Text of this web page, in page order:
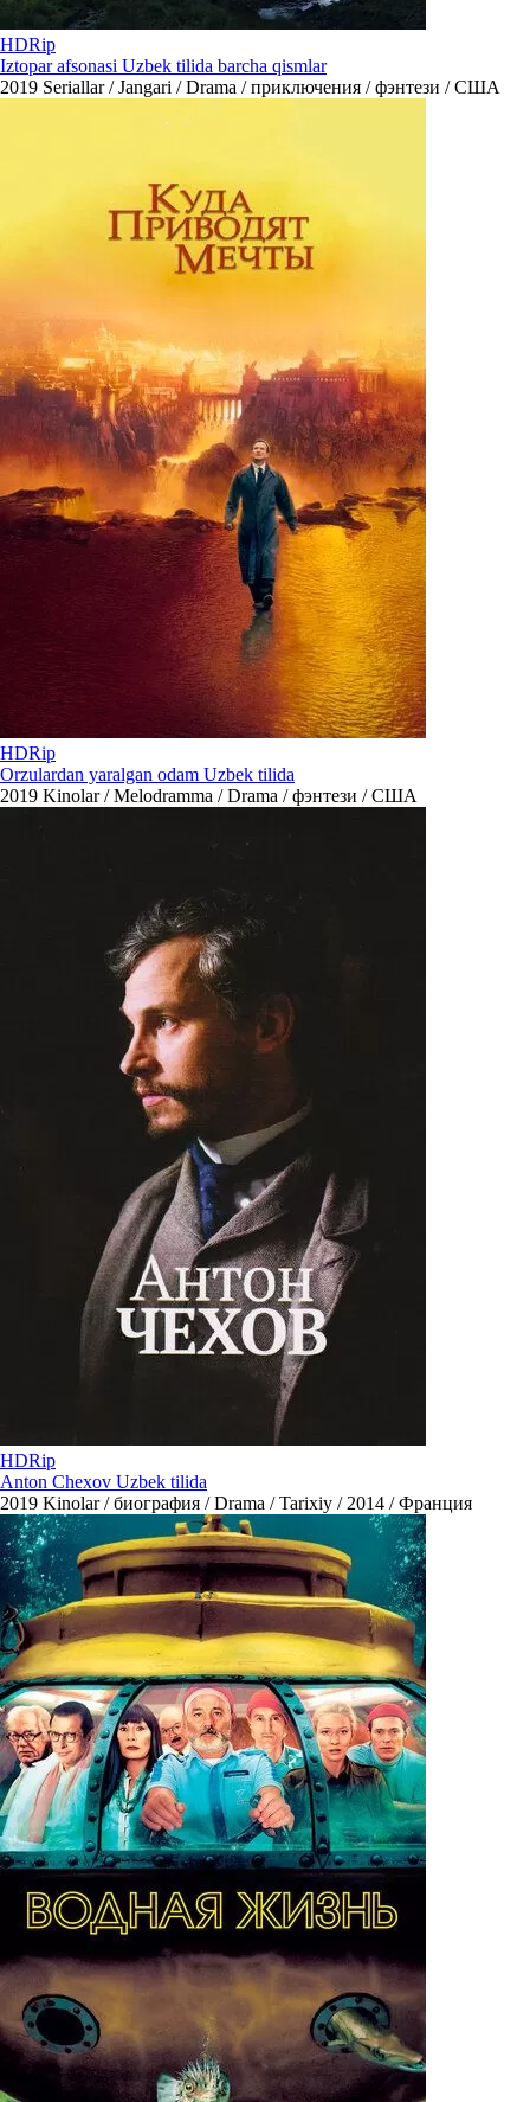
HDRip
Iztopar afsonasi Uzbek tilida barcha qismlar
2019 Seriallar / Jangari / Drama / приключения / фэнтези / США
HDRip
Orzulardan yaralgan odam Uzbek tilida
2019 Kinolar / Melodramma / Drama / фэнтези / США
HDRip
Anton Chexov Uzbek tilida
2019 Kinolar / биография / Drama / Tarixiy / 2014 / Франция